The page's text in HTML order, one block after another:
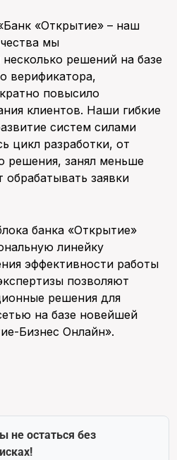
«Открытие» – наш
мы
решений на базе
верификатора,
повысило
клиентов. Наши гибкие
систем силами
цикл разработки, от
решения, занял меньше
заявки
банка «Открытие»
линейку
эффективности работы
позволяют
решения для
на базе новейшей
Бизнес Онлайн».
не остаться без